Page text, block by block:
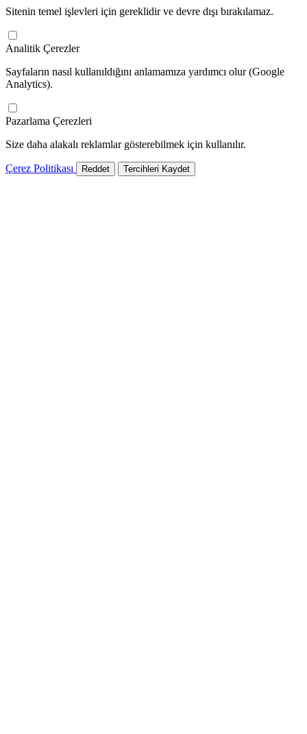
Sitenin temel işlevleri için gereklidir ve devre dışı bırakılamaz.
Analitik Çerezler
Sayfaların nasıl kullanıldığını anlamamıza yardımcı olur (Google
Analytics).
Pazarlama Çerezleri
Size daha alakalı reklamlar gösterebilmek için kullanılır.
Çerez Politikası Reddet Tercihleri Kaydet